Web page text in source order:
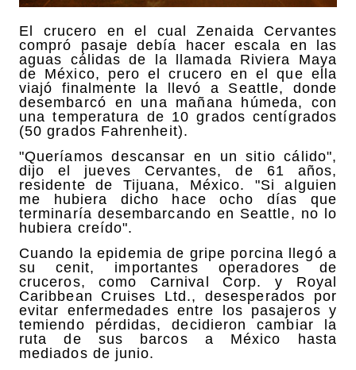
El crucero en el cual Zenaida Cervantes
compró pasaje debía hacer escala en las
aguas cálidas de la llamada Riviera Maya
de México, pero el crucero en el que ella
viajó finalmente la llevó a Seattle, donde
desembarcó en una mañana húmeda, con
una temperatura de 10 grados centígrados
(50 grados Fahrenheit).
"Queríamos descansar en un sitio cálido",
dijo el jueves Cervantes, de 61 años,
residente de Tijuana, México. "Si alguien
me hubiera dicho hace ocho días que
terminaría desembarcando en Seattle, no lo
hubiera creído".
Cuando la epidemia de gripe porcina llegó a
su cenit, importantes operadores de
cruceros, como Carnival Corp. y Royal
Caribbean Cruises Ltd., desesperados por
evitar enfermedades entre los pasajeros y
temiendo pérdidas, decidieron cambiar la
ruta de sus barcos a México hasta
mediados de junio.